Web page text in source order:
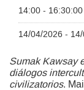
14:00 - 16:30:00
14/04/2026 -
Sumak Kawsay
diálogos
civilizatorios.